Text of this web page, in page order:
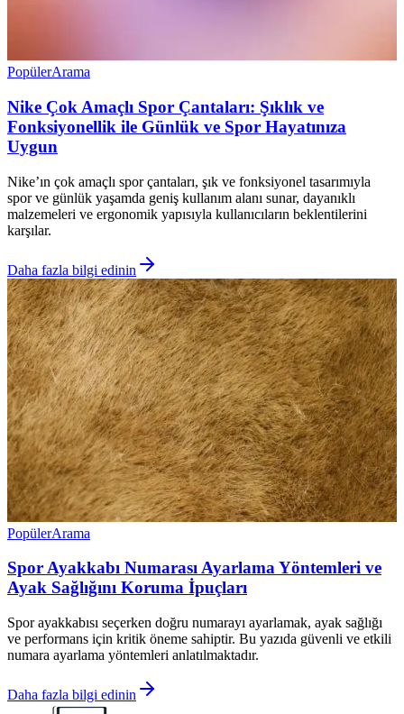
PopülerArama
Nike Çok Amaçlı Spor Çantaları: Şıklık ve
Fonksiyonellik ile Günlük ve Spor Hayatınıza
Uygun
Nike’ın çok amaçlı spor çantaları, şık ve fonksiyonel tasarımıyla
spor ve günlük yaşamda geniş kullanım alanı sunar, dayanıklı
malzemeleri ve ergonomik yapısıyla kullanıcıların beklentilerini
karşılar.
Daha fazla bilgi edinin
PopülerArama
Spor Ayakkabı Numarası Ayarlama Yöntemleri ve
Ayak Sağlığını Koruma İpuçları
Spor ayakkabısı seçerken doğru numarayı ayarlamak, ayak sağlığı
ve performans için kritik öneme sahiptir. Bu yazıda güvenli ve etkili
numara ayarlama yöntemleri anlatılmaktadır.
Daha fazla bilgi edinin